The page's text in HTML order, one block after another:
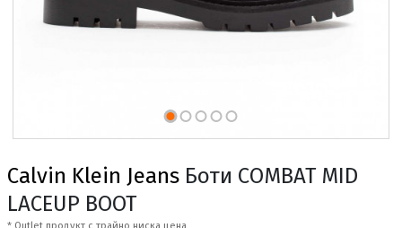
Calvin Klein Jeans Боти COMBAT MID
LACEUP BOOT
* Outlet продукт с трайно ниска цена